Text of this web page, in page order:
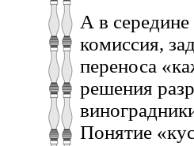
А в
комиссия,
переноса
решения
Понятие